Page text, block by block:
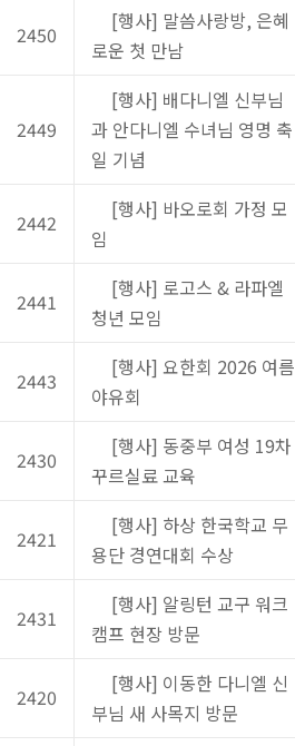
2450
[행사] 말씀사랑방, 은혜
로운 첫 만남
2449
[행사] 배다니엘 신부님
과 안다니엘 수녀님 영명 축
일 기념
2442
[행사] 바오로회 가정 모
임
2441
[행사] 로고스 & 라파엘
청년 모임
2443
[행사] 요한회 2026 여름
야유회
2430
[행사] 동중부 여성 19차
꾸르실료 교육
2421
[행사] 하상 한국학교 무
용단 경연대회 수상
2431
[행사] 알링턴 교구 워크
캠프 현장 방문
2420
[행사] 이동한 다니엘 신
부님 새 사목지 방문